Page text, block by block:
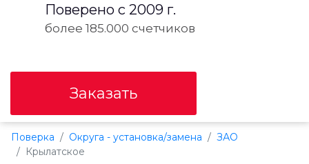
Поверено с 2009 г.
более 185.000 счетчиков
Заказать
Поверка Округа - установка/замена
ЗАО
Крылатское